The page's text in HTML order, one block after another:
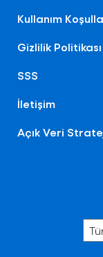
Kullanım
Gizlilik Politikası
SSS
İletişim
Açık Veri